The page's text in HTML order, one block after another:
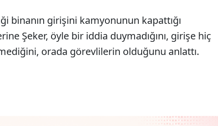
binanın girişini kamyonunun kapattığı
Şeker, öyle bir iddia duymadığını, girişe hiç
orada görevlilerin olduğunu anlattı.